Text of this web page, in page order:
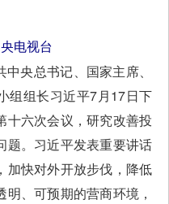
电视台
央总书记、国家主席、
组组长习近平7月17日下
十六次会议，研究改善投
题。习近平发表重要讲话
加快对外开放步伐，降低
、可预期的营商环境，